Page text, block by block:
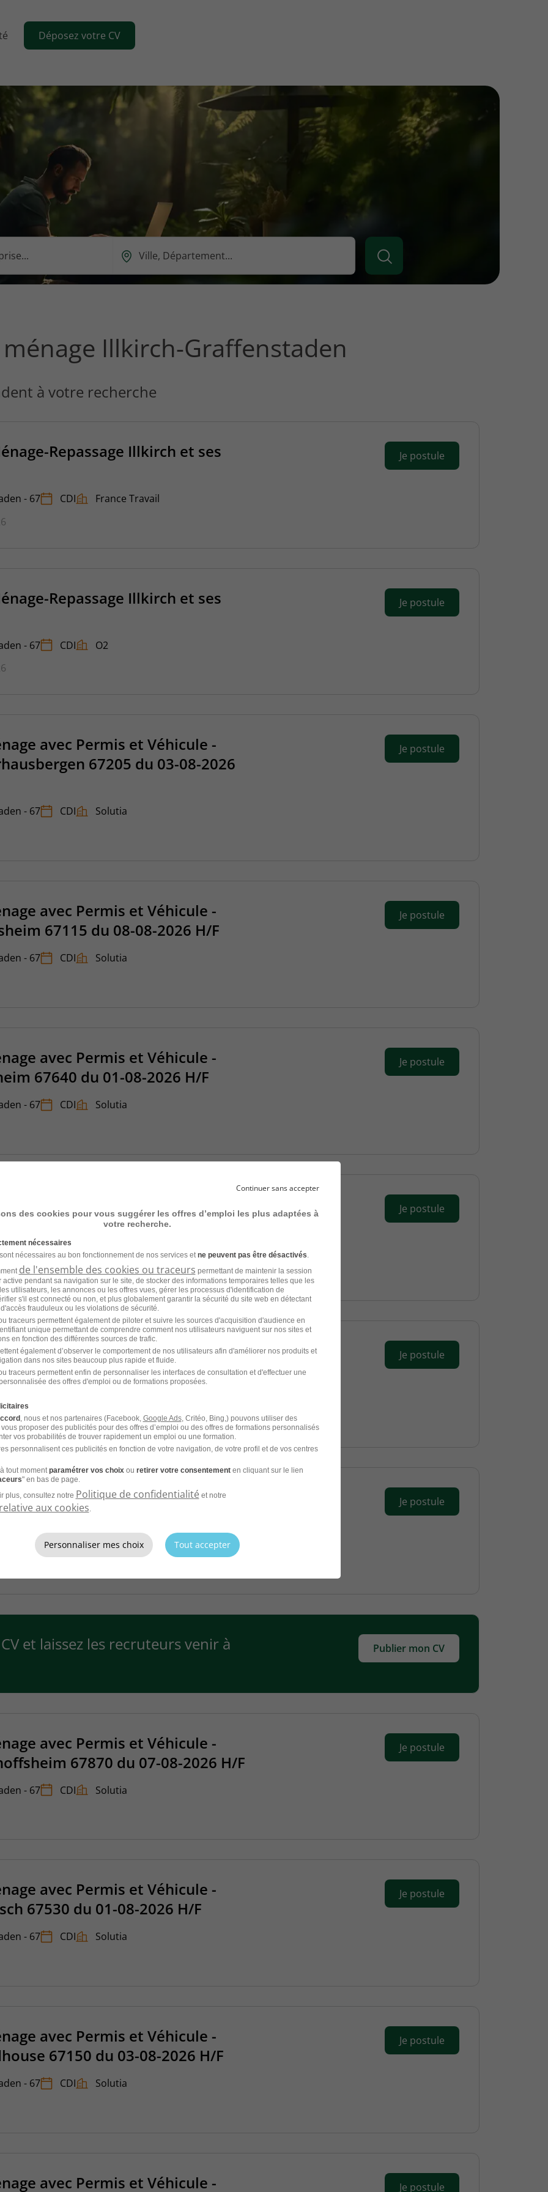
Déposez votre CV
Ou
ce
rechercher
?
Illkirch-Graffenstaden
à votre recherche
Repassage Illkirch et ses
- 67 CDI
France Travail
Je postule
Repassage Illkirch et ses
- 67 CDI
O2
Je postule
avec Permis et Véhicule -
67205 du 03-08-2026
- 67 CDI
Solutia
Je postule
avec Permis et Véhicule -
67115 du 08-08-2026 H/F
- 67 CDI
Solutia
Je postule
avec Permis et Véhicule -
67640 du 01-08-2026 H/F
- 67 CDI
Solutia
Je postule
avec Permis et Véhicule -
67118 du 06-08-2026 H/F
- 67 CDI
Solutia
Je postule
avec Permis et Véhicule -
67130 du 06-08-2026 H/F
- 67
Je postule
avec Permis et Véhicule -
67540 du 02-08-2026 H/F
- 67 CDI
Solutia
Je postule
et laissez les recruteurs venir à
Publier mon CV
avec Permis et Véhicule -
67870 du 07-08-2026 H/F
- 67 CDI
Solutia
Je postule
avec Permis et Véhicule -
67530 du 01-08-2026 H/F
- 67 CDI
Solutia
Je postule
avec Permis et Véhicule -
67150 du 03-08-2026 H/F
- 67 CDI
Solutia
Je postule
avec Permis et Véhicule -
Je postule
Continuer sans accepter
des cookies pour vous suggérer les offres d’emploi les plus adaptées à
votre recherche.
nécessaires
nécessaires au bon fonctionnement de nos services et ne peuvent pas être désactivés
de l'ensemble des cookies ou traceurs permettant de maintenir la session
active pendant sa navigation sur le site, de stocker des informations temporaires telles que les
utilisateurs, les annonces ou les offres vues, gérer les processus d'identification de
s'il est connecté ou non, et plus globalement garantir la sécurité du site web en détectant
frauduleux ou les violations de sécurité.
traceurs permettent également de piloter et suivre les sources d'acquisition d'audience en
unique permettant de comprendre comment nos utilisateurs naviguent sur nos sites et
en fonction des différentes sources de trafic.
également d’observer le comportement de nos utilisateurs afin d'améliorer nos produits et
dans nos sites beaucoup plus rapide et fluide.
traceurs permettent enfin de personnaliser les interfaces de consultation et d'effectuer une
des offres d'emploi ou de formations proposées.
, nous et nos partenaires (Facebook, Google Ads, Critéo, Bing,) pouvons utiliser des
proposer des publicités pour des offres d’emploi ou des offres de formations personnalisés
vos probabilités de trouver rapidement un emploi ou une formation.
personnalisent ces publicités en fonction de votre navigation, de votre profil et de vos centres
tout moment paramétrer vos choixou retirer votre consentementen cliquant sur le lien
" en bas de page.
plus, consultez notre Politique de confidentialité et notre
aux cookies
Personnaliser mes choix Tout accepter